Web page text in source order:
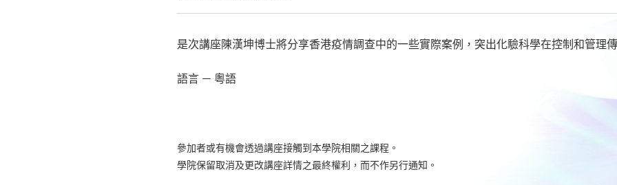
是次講座陳漢坤博士將分享香港疫情調查中的一些實際案例，突出化驗科學在控制和管理
語言 － 粵語
參加者或有機會透過講座接觸到本學院相關之課程。
學院保留取消及更改講座詳情之最終權利，而不作另行通知。